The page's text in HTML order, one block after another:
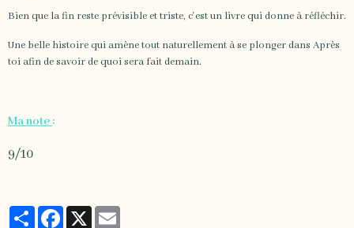
Bien que la fin reste prévisible et triste, c'est un livre qui donne à réfléchir.
Une belle histoire qui amène tout naturellement à se plonger dans Après
toi afin de savoir de quoi sera fait demain.
Ma note :
9/10
PartagerFacebook
X